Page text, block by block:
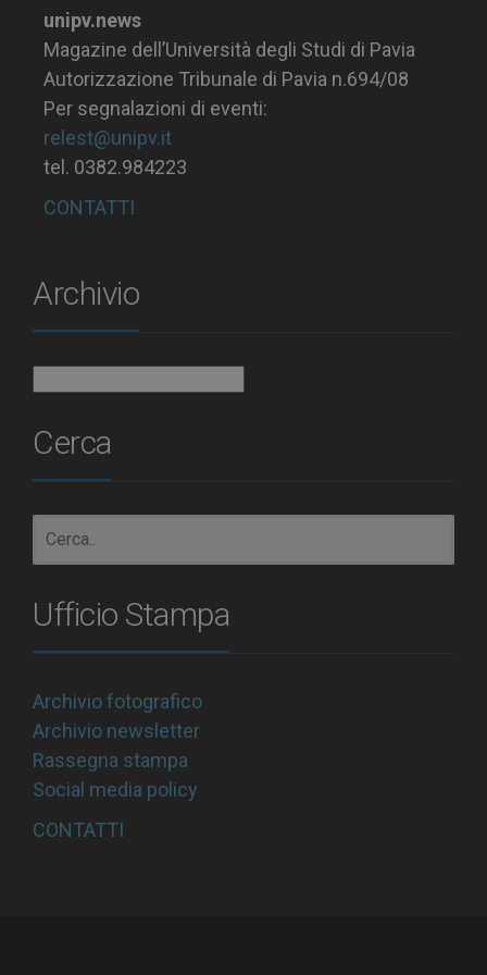
unipv.news
Magazine dell’Università degli Studi di Pavia
Autorizzazione Tribunale di Pavia n.694/08
Per segnalazioni di eventi:
relest@unipv.it
tel. 0382.984223
CONTATTI
Archivio
Cerca
Ufficio Stampa
Archivio fotografico
Archivio newsletter
Rassegna stampa
Social media policy
CONTATTI